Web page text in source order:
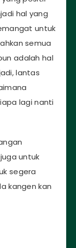
hal yang
untuk
semua
adalah hal
lantas
lagi nanti
untuk
segera
kangen kan